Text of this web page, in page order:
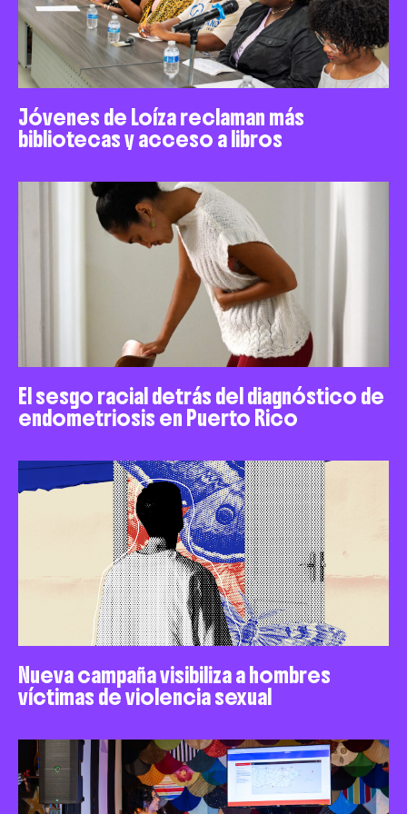
Jóvenes de Loíza reclaman más
bibliotecas y acceso a libros
El sesgo racial detrás del diagnóstico de
endometriosis en Puerto Rico
Nueva campaña visibiliza a hombres
víctimas de violencia sexual